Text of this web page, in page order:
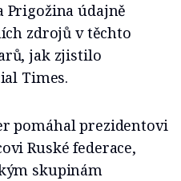
Prigožina údajně
zdrojů v těchto
jak zjistilo
Times.
pomáhal prezidentovi
Ruské federace,
skupinám